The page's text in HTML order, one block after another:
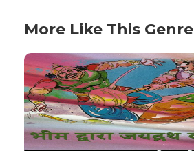
More Like This Genre